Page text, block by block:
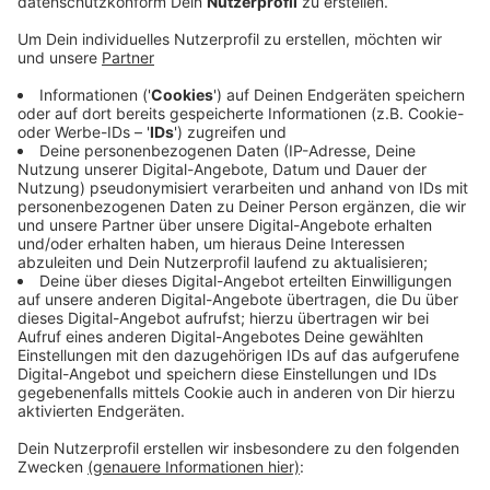
Veröffentlicht:Mittwoch, 22.10.2025 06:12
Anzeige
Bisher fahren Züge der Bahn auf den Linien, ab
Dezember 2029 übernimmt VIAS Rail die S-Bahn-
Linien. Laut VIAS soll es dann mehr Zugbegleiter
geben, die tagsüber und abends als Ansprechpartner
mitfahren. Auf der S 8 soll es zudem abends mehr
Fahrten mit mehreren Wagen und somit mit mehr Platz
geben. Die Fahrzeuge sind neu und sollen mehr
Komfort als die jetzigen Züge bieten. Der Vertrag
läuft bis 2044 und umfasst rund 3,8 Millionen
Zugkilometer im Jahr.